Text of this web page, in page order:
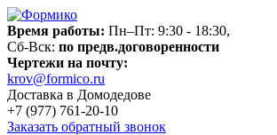
Время работы: Пн–Пт: 9:30 - 18:30,
Сб-Вск: по предв.договоренности
Чертежи на почту:
krov@formico.ru
Доставка в Домодедове
+7 (977) 761-20-10
Заказать обратный звонок